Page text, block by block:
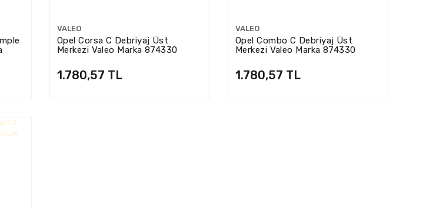
VALEO
Opel Corsa C Debriyaj Üst
Merkezi Valeo Marka 874330
1.780,57 TL
VALEO
Opel Combo C Debriyaj Üst
Merkezi Valeo Marka 874330
1.780,57 TL